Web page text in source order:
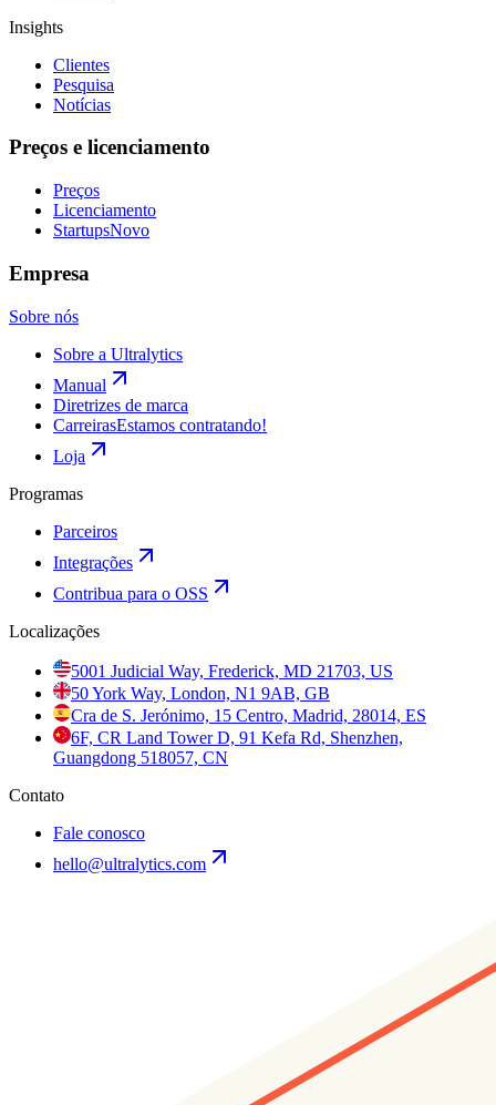
Insights
Clientes
Pesquisa
Notícias
Preços e licenciamento
Preços
Licenciamento
StartupsNovo
Empresa
Sobre nós
Sobre a Ultralytics
Manual
Diretrizes de marca
CarreirasEstamos contratando!
Loja
Programas
Parceiros
Integrações
Contribua para o OSS
Localizações
5001 Judicial Way, Frederick, MD 21703, US
50 York Way, London, N1 9AB, GB
Cra de S. Jerónimo, 15 Centro, Madrid, 28014, ES
6F, CR Land Tower D, 91 Kefa Rd, Shenzhen,
Guangdong 518057, CN
Contato
Fale conosco
hello@ultralytics.com